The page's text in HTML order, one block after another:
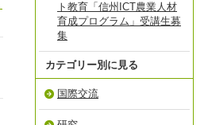
ト教育「信州ICT農業人材
育成プログラム」受講生募
集
カテゴリー別に見る
国際交流